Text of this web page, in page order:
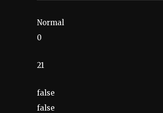
Normal
0
21
false
false